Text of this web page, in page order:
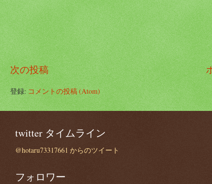
次の投稿
登録:コメントの投稿 (Atom)
twitter タイムライン
@hotaru73317661 からのツイート
フォロワー